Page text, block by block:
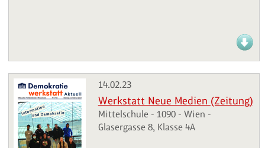
14.02.23
Werkstatt Neue Medien (Zeitung)
Mittelschule - 1090 - Wien -
Glasergasse 8, Klasse 4A